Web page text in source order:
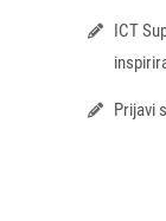
ICT
Prijavi